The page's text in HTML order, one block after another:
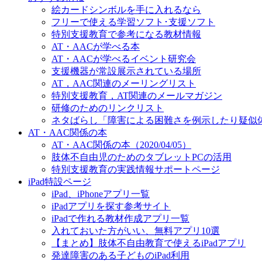
絵カードシンボルを手に入れるなら
フリーで使える学習ソフト･支援ソフト
特別支援教育で参考になる教材情報
AT・AACが学べる本
AT・AACが学べるイベント研究会
支援機器が常設展示されている場所
AT，AAC関連のメーリングリスト
特別支援教育，AT関連のメールマガジン
研修のためのリンクリスト
ネタばらし「障害による困難さを例示したり疑似
AT・AAC関係の本
AT・AAC関係の本（2020/04/05）
肢体不自由児のためのタブレットPCの活用
特別支援教育の実践情報サポートページ
iPad特設ページ
iPad、iPhoneアプリ一覧
iPadアプリを探す参考サイト
iPadで作れる教材作成アプリ一覧
入れておいた方がいい、無料アプリ10選
【まとめ】肢体不自由教育で使えるiPadアプリ
発達障害のある子どものiPad利用